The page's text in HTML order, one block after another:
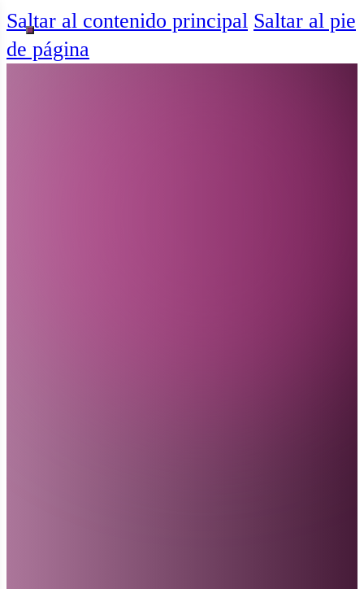
Saltar al contenido principal Saltar al pie
de página